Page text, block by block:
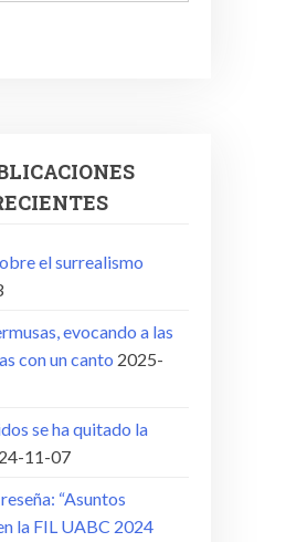
el surrealismo
evocando a las
con un canto 2025-
se ha quitado la
11-07
“Asuntos
la FIL UABC 2024